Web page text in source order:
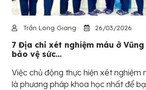
Trần Long Giang 26/03/2026
7 Địa chỉ xét nghiệm máu ở
bảo vệ sức...
Việc chủ động thực hiện xét nghiệm
là phương pháp khoa học nhất để